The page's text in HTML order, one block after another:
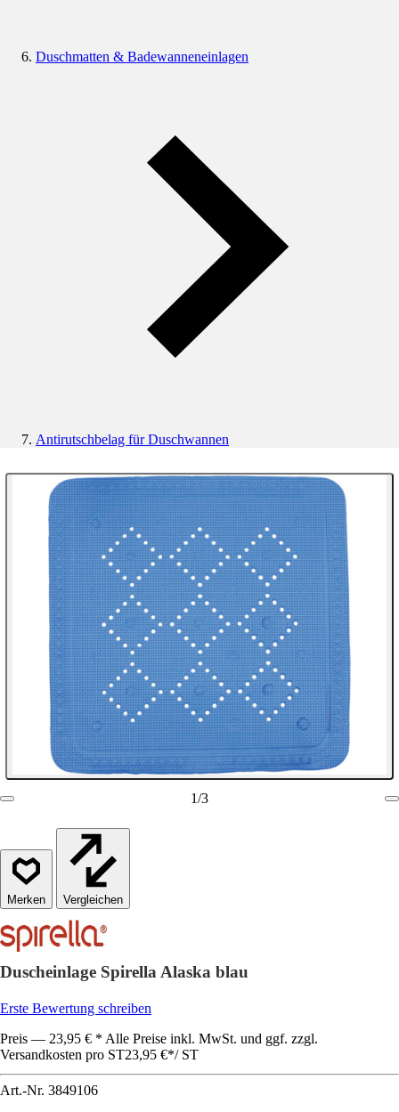
Duschmatten & Badewanneneinlagen
Antirutschbelag für Duschwannen
1/3
Vergleichen
Duscheinlage Spirella Alaska blau
Erste Bewertung schreiben
Preis — 23,95 € * Alle Preise inkl. MwSt. und ggf. zzgl.
Versandkosten pro ST23,95 €*/ ST
Art.-Nr. 3849106